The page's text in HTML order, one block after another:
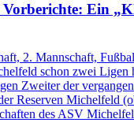
Ein
2. Mannschaft,
schon zwei Ligen
Zweiter der
Reserven Michelfeld
des ASV